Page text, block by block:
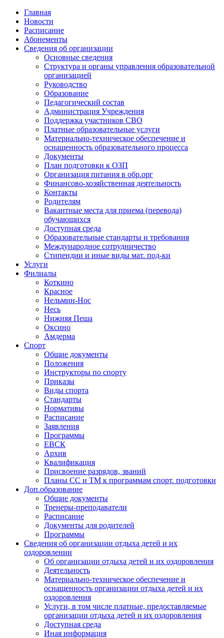
Главная
Новости
Расписание
Абонементы
Сведения об организации
Основные сведения
Структура и органы управления образовательной
организацией
Руководство
Образование
Педагогический состав
Администрация Учреждения
Поддержка участников СВО
Платные образовательные услуги
Материально-техническое обеспечение и
оснащенность образовательного процесса
Документы
План подготовки к ОЗП
Организация питания в обр.орг
Финансово-хозяйственная деятельность
Контакты
Родителям
Вакантные места для приема (перевода)
обучающихся
Доступная среда
Образовательные стандарты и требования
Международное сотрудничество
Стипендии и иные виды мат. под-ки
Услуги
Филиалы
Коткино
Красное
Нельмин-Нос
Несь
Нижняя Пеша
Оксино
Амдерма
Спорт
Общие документы
Положения
Инструкторы по спорту
Приказы
Виды спорта
Стандарты
Нормативы
Расписание
Заявления
Программы
ЕВСК
Архив
Квалификация
Присвоение разрядов, званий
Планы СС и ТМ к программам спорт. подготовки
Доп.образование
Общие документы
Тренеры-преподаватели
Расписание
Документы для родителей
Программы
Сведения об организации отдыха детей и их
оздоровлении
Об организации отдыха детей и их оздоровления
Деятельность
Материально-техническое обеспечение и
оснащенность организации отдыха детей и их
оздоровления
Услуги, в том числе платные, предоставляемые
организации отдыха детей и их оздоровления
Доступная среда
Иная информация